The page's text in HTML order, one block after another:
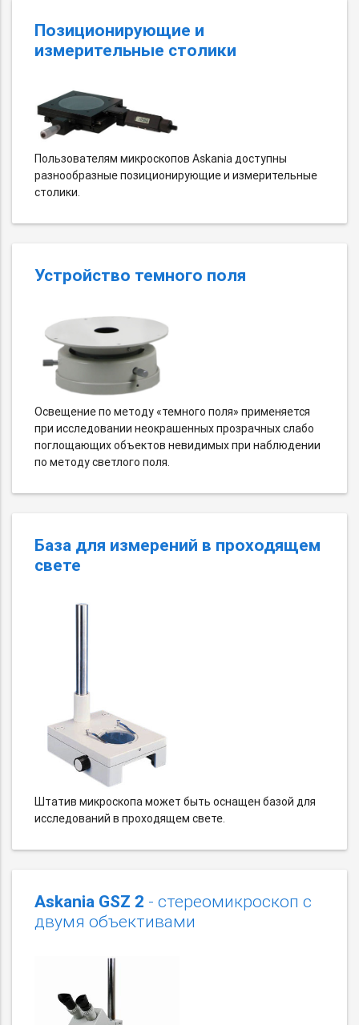
Позиционирующие и
измерительные столики
Пользователям микроскопов Askania доступны
разнообразные позиционирующие и измерительные
столики.
Устройство темного поля
Освещение по методу «темного поля» применяется
при исследовании неокрашенных прозрачных слабо
поглощающих объектов невидимых при наблюдении
по методу светлого поля.
База для измерений в проходящем
свете
Штатив микроскопа может быть оснащен базой для
исследований в проходящем свете.
Askania GSZ 2 - стереомикроскоп с
двумя объективами